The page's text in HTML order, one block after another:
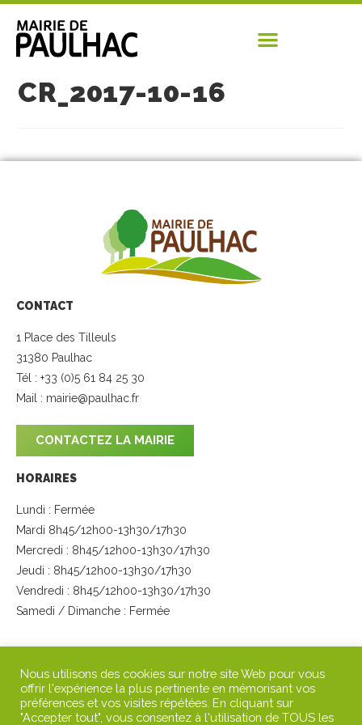
CR_2017-10-16
CONTACT
1 Place des Tilleuls
31380 Paulhac
Tél : +33 (0)5 61 84 25 30
Mail : mairie@paulhac.fr
CONTACTEZ LA MAIRIE
HORAIRES
Lundi : Fermée
Mardi 8h45/12h00-13h30/17h30
Mercredi : 8h45/12h00-13h30/17h30
Jeudi : 8h45/12h00-13h30/17h30
Vendredi : 8h45/12h00-13h30/17h30
Samedi / Dimanche : Fermée
Nous utilisons des cookies sur notre site Web pour vous
offrir l'expérience la plus pertinente en mémorisant vos
préférences et vos visites répétées. En cliquant sur
"Accepter tout", vous consentez à l'utilisation de TOUS les